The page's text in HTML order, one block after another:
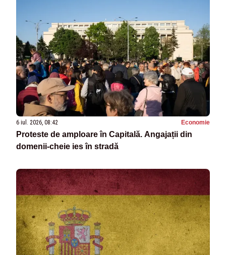
6 iul. 2026, 08:42 Economie
Proteste de amploare în Capitală. Angajații din
domenii-cheie ies în stradă